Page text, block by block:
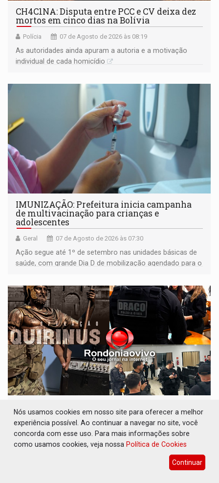
CH4C1NA: Disputa entre PCC e CV deixa dez
mortos em cinco dias na Bolívia
Polícia 07 de Agosto de 2026 às 08:19
As autoridades ainda apuram a autoria e a motivação
individual de cada homicídio
IMUNIZAÇÃO: Prefeitura inicia campanha
de multivacinação para crianças e
adolescentes
Geral 07 de Agosto de 2026 às 07:30
Ação segue até 1º de setembro nas unidades básicas de
saúde, com grande Dia D de mobilização agendado para o
QUIRINUS: Draco faz operação para prender
faccionados que atacaram provedores de
internet
07 de Agosto de 2026 às 07:19
Operação Quirinus é tratada pelas autoridades de
segurança pública como a primeira fase de uma série de
Nós usamos cookies em nosso site para oferecer a melhor
experiência possível. Ao continuar a navegar no site, você
concorda com esse uso. Para mais informações sobre
como usamos cookies, veja nossa Política de Cookies
Continuar